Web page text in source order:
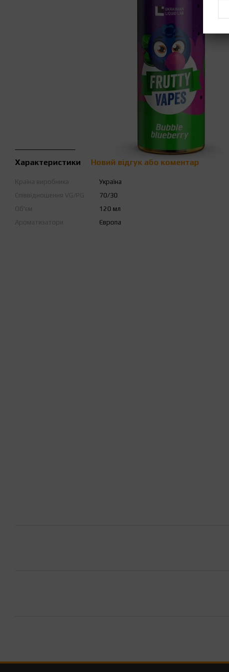
Характеристики Новий відгук або коментар
Країна виробника
Україна
Співвідношення VG/PG
70/30
Об'єм
120 мл
Ароматизатори
Європа